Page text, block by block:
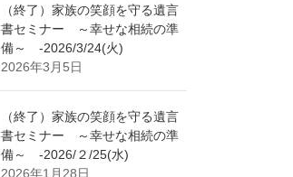
（終了）家族の笑顔を守る遺言
書セミナー ～幸せな相続の準
備～ -2026/3/24(火)
2026年3月5日
（終了）家族の笑顔を守る遺言
書セミナー ～幸せな相続の準
備～ -2026/２/25(水)
2026年1月28日